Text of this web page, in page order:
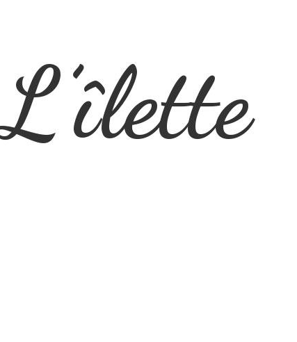
L’îlette